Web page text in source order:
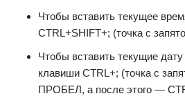
Чтобы вставить текущее
CTRL+SHIFT+; (точка с
Чтобы вставить текущие
клавиши CTRL+; (точка с
ПРОБЕЛ, а после этого —